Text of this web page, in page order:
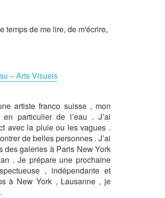
temps de me lire, de m'écrire,
– Arts Visuels
artiste franco suisse , mon
particulier de l’eau . J’ai
avec la pluie ou les vagues .
de belles personnes . J’ai
des galeries à Paris New York
. Je prépare une prochaine
, indépendante et
à New York , Lausanne , je